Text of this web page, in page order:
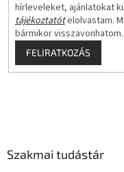
hírleveleket, ajánlatokat
tájékoztatótelolvastam.
bármikor visszavonhatom.
FELIRATKOZÁS
Szakmai tudástár